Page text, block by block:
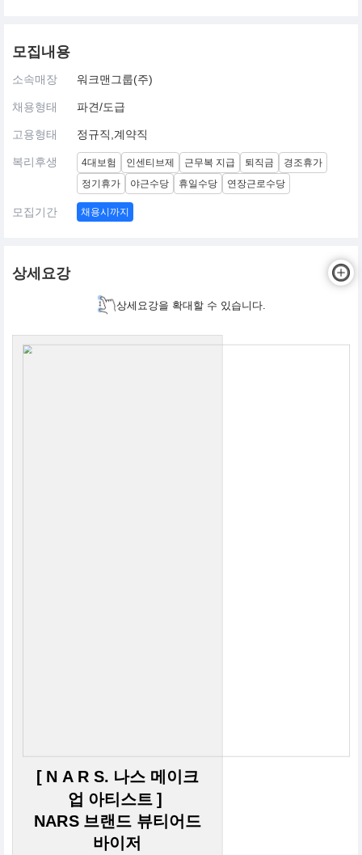
모집내용
소속매장 워크맨그룹(주)
채용형태 파견/도급
고용형태 정규직,계약직
복리후생 4대보험 인센티브제 근무복 지급 퇴직금
경조휴가
정기휴가
야근수당 휴일수당 연장근로수당
모집기간 채용시까지
상세요강
상세요강을 확대할 수 있습니다.
[ N A R S. 나스 메이크
업 아티스트 ]
NARS 브랜드 뷰티어드
바이저